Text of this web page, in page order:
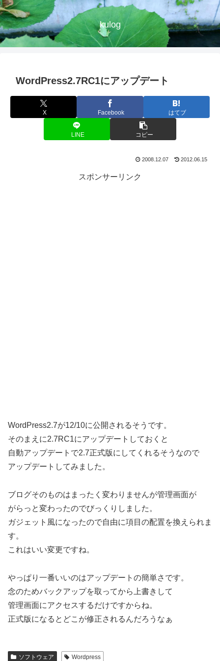
kulog
WordPress2.7RC1にアップデート
X Facebook はてブ
LINE コピー
2008.12.07 2012.06.15
スポンサーリンク
WordPress2.7が12/10に公開されるそうです。
そのまえに2.7RC1にアップデートしておくと
自動アップデートで2.7正式版にしてくれるそうなので
アップデートしてみました。
ブログそのものはまったく変わりませんが管理画面が
がらっと変わったのでびっくりしました。
ガジェット風になったので自由に項目の配置を換えられま
す。
これはいい変更ですね。
やっぱり一番いいのはアップデートの簡単さです。
念のためバックアップを取ってから上書きして
管理画面にアクセスするだけですからね。
正式版になるとどこが修正されるんだろうなぁ
ソフトウェア Wordpress